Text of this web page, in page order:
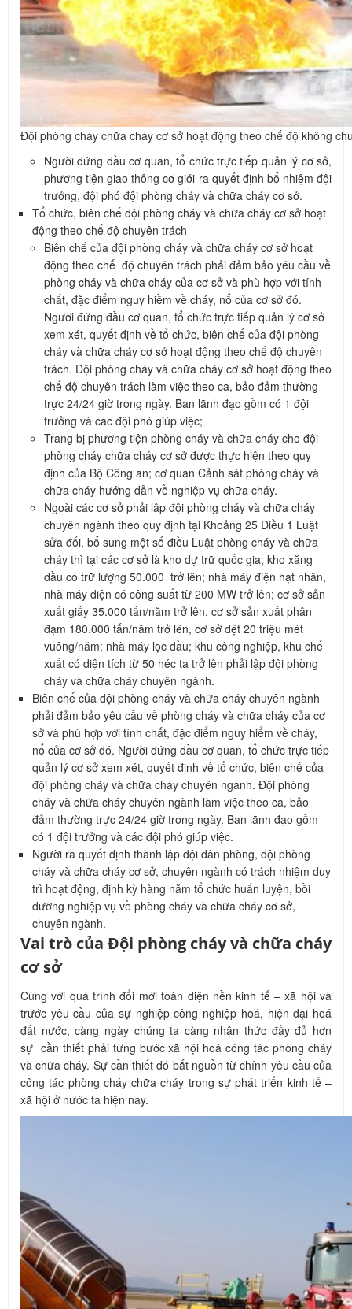
Đội phòng cháy chữa cháy cơ sở hoạt động theo chế độ không
Người đứng đầu cơ quan, tổ chức trực tiếp quản lý cơ sở,
phương tiện giao thông cơ giới ra quyết định bổ nhiệm đội
trưởng, đội phó đội phòng cháy và chữa cháy cơ sở.
Tổ chức, biên chế đội phòng cháy và chữa cháy cơ sở hoạt
động theo chế độ chuyên trách
Biên chế của đội phòng cháy và chữa cháy cơ sở hoạt
động theo chế độ chuyên trách phải đảm bảo yêu cầu về
phòng cháy và chữa cháy của cơ sở và phù hợp với tính
chất, đặc điểm nguy hiềm về cháy, nổ của cơ sở đó.
Người đứng đầu cơ quan, tổ chức trực tiếp quản lý cơ sở
xem xét, quyết định về tổ chức, biên chế của đội phòng
cháy và chữa cháy cơ sở hoạt động theo chế độ chuyên
trách. Đội phòng cháy và chữa cháy cơ sở hoạt động theo
chế độ chuyên trách làm việc theo ca, bảo đảm thường
trực 24/24 giờ trong ngày. Ban lãnh đạo gồm có 1 đội
trưởng và các đội phó giúp việc;
Trang bị phương tiện phòng cháy và chữa cháy cho đội
phòng cháy chữa cháy cơ sở được thực hiện theo quy
định của Bộ Công an; cơ quan Cảnh sát phòng cháy và
chữa cháy hướng dẫn về nghiệp vụ chữa cháy.
Ngoài các cơ sở phải lâp đội phòng cháy và chữa cháy
chuyên ngành theo quy định tại Khoảng 25 Điều 1 Luật
sửa đổi, bổ sung một số điều Luật phòng cháy và chữa
cháy thì tại các cơ sở là kho dự trữ quốc gia; kho xăng
dầu có trữ lượng 50.000 trở lên; nhà máy điện hạt nhân,
nhà máy điện có công suất từ 200 MW trở lên; cơ sở sản
xuất giấy 35.000 tấn/năm trở lên, cơ sở sản xuất phân
đạm 180.000 tấn/năm trở lên, cơ sở dệt 20 triệu mét
vuông/năm; nhà máy lọc dầu; khu công nghiệp, khu chế
xuất có diện tích từ 50 héc ta trở lên phải lập đội phòng
cháy và chữa cháy chuyên ngành.
Biên chế của đội phòng cháy và chữa cháy chuyên ngành
phải đảm bảo yêu cầu về phòng cháy và chữa cháy của cơ
sở và phù hợp với tính chất, đặc điểm nguy hiểm về cháy,
nổ của cơ sở đó. Người đứng đầu cơ quan, tổ chức trực tiếp
quản lý cơ sở xem xét, quyết định về tổ chức, biên chế của
đội phòng cháy và chữa cháy chuyên ngành. Đội phòng
cháy và chữa cháy chuyên ngành làm việc theo ca, bảo
đảm thường trực 24/24 giờ trong ngày. Ban lãnh đạo gồm
có 1 đội trưởng và các đội phó giúp việc.
Người ra quyết định thành lập đội dân phòng, đội phòng
cháy và chữa cháy cơ sở, chuyên ngành có trách nhiệm duy
trì hoạt động, định kỳ hàng năm tổ chức huấn luyện, bồi
dưỡng nghiệp vụ về phòng cháy và chữa cháy cơ sở,
chuyên ngành.
Vai trò của Đội phòng cháy và chữa cháy
cơ sở
Cùng với quá trình đổi mới toàn diện nền kinh tế – xã hội và
trước yêu cầu của sự nghiệp công nghiệp hoá, hiện đại hoá
đất nước, càng ngày chúng ta càng nhận thức đầy đủ hơn
sự cần thiết phải từng bước xã hội hoá công tác phòng cháy
và chữa cháy. Sự cần thiết đó bắt nguồn từ chính yêu cầu của
công tác phòng cháy chữa cháy trong sự phát triển kinh tế –
xã hội ở nước ta hiện nay.